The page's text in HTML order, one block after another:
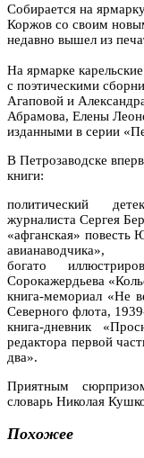
Собирается на
Коржов со своим
недавно вышел из
На ярмарке
с поэтическими
Агаповой и
Абрамова, Елены
изданными в серии
В Петрозаводске
книги:
политический
журналиста Сергея
«афганская» повесть
авианаводчика»,
богато
Сорокажердьева
книга-мемориал «Не
Северного флота,
книга-дневник
редактора первой
два».
Приятным
словарь Николая
Похожее